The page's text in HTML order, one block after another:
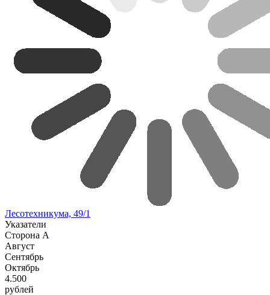
Лесотехникума, 49/1
Указатели
Сторона А
Август
Сентябрь
Октябрь
4.500
рублей